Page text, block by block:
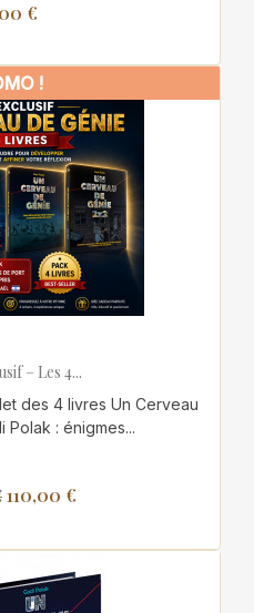
€
– Les 4...
des 4 livres Un Cerveau
Polak : énigmes...
110,00 €
!